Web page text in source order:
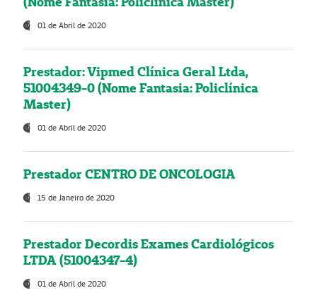
01 de Abril de 2020
Prestador: Vipmed Clínica Geral Ltda,
51004349-0 (Nome Fantasia: Policlínica
Master)
01 de Abril de 2020
Prestador CENTRO DE ONCOLOGIA
15 de Janeiro de 2020
Prestador Decordis Exames Cardiológicos
LTDA (51004347-4)
01 de Abril de 2020